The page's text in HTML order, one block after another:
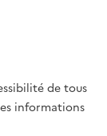
de tous
informations